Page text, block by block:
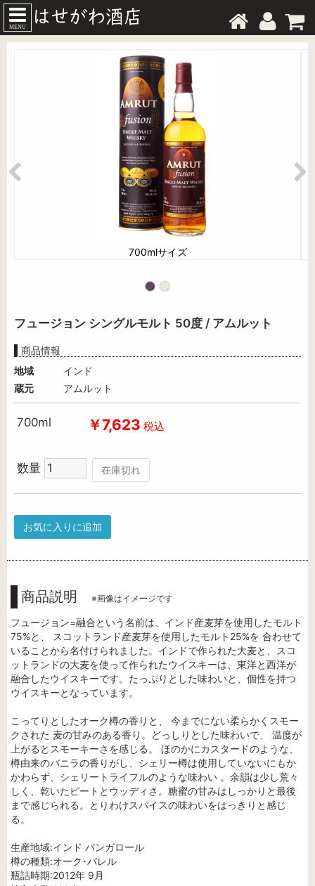
MENU
700mlサイズ
フュージョン シングルモルト 50度 / アムルット
商品情報
地域
インド
蔵元
アムルット
700ml ￥7,623 税込
数量 在庫切れ
お気に入りに追加
商品説明 ※画像はイメージです
フュージョン=融合という名前は、インド産麦芽を使用したモルト
75%と、 スコットランド産麦芽を使用したモルト25%を 合わせて
いることから名付けられました。インドで作られた大麦と、スコ
ットランドの大麦を使って作られたウイスキーは、東洋と西洋が
融合したウイスキーです。たっぷりとした味わいと、個性を持つ
ウイスキーとなっています。
こってりとしたオーク樽の香りと、 今までにない柔らかくスモー
クされた 麦の甘みのある香り。どっしりとした味わいで、 温度が
上がるとスモーキーさを感じる。 ほのかにカスタードのような、
樽由来のバニラの香りがし、シェリー樽は使用していないにもか
かわらず、シェリートライフルのような味わい 。余韻は少し荒々
しく、乾いたピートとウッディさ。糖蜜の甘みはしっかりと最後
まで感じられる。とりわけスパイスの味わいをはっきりと感じ
る。
生産地域:インド バンガロール
樽の種類:オーク･バレル
瓶詰時期:2012年 9月